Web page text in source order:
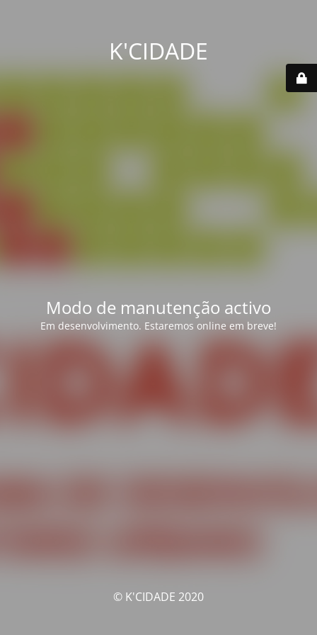
K'CIDADE
Modo de manutenção activo
Em desenvolvimento. Estaremos online em breve!
© K'CIDADE 2020